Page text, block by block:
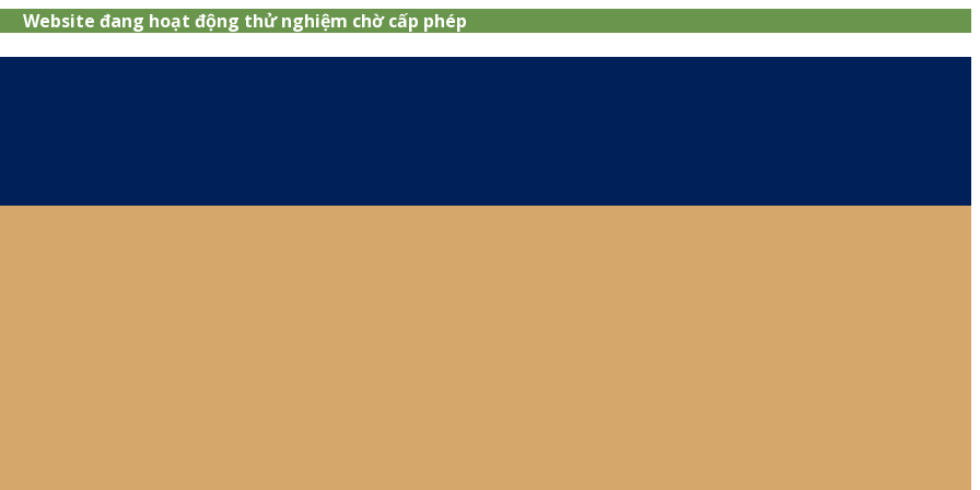
Website đang hoạt động thử nghiệm chờ cấp phép